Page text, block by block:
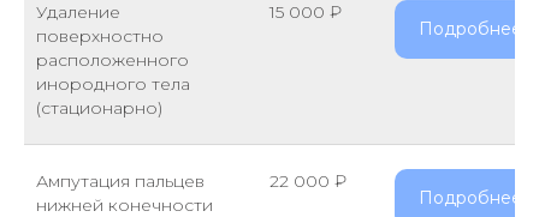
Удаление
поверхностно
расположенного
инородного тела
(стационарно)
15 000 ₽
Подробнее
Ампутация пальцев
нижней конечности
22 000 ₽
Подробнее